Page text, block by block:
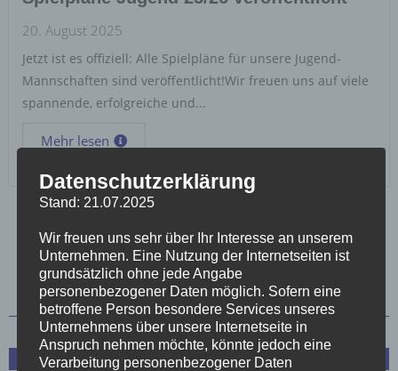
20. August 2025
Jetzt ist es offiziell: Alle Spielpläne für unsere Jugend-
Mannschaften sind veröffentlicht!Wir freuen uns auf viele
spannende, erfolgreiche und...
Mehr lesen
1 2 3 4 5 6 7 8
Trainerstab
Datenschutzerklärung
Stand: 21.07.2025
Wir freuen uns sehr über Ihr Interesse an unserem
Unternehmen. Eine Nutzung der Internetseiten ist
grundsätzlich ohne jede Angabe
personenbezogener Daten möglich. Sofern eine
betroffene Person besondere Services unseres
Unternehmens über unsere Internetseite in
Anspruch nehmen möchte, könnte jedoch eine
Verarbeitung personenbezogener Daten